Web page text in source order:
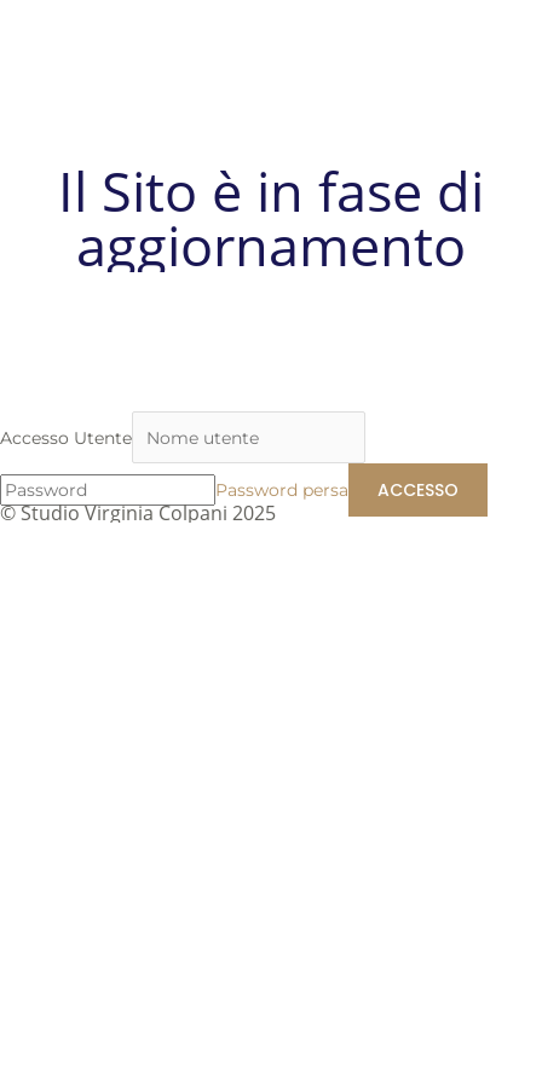
Il Sito è in fase di
aggiornamento
© Studio Virginia Colpani 2025
Accesso Utente
Password persa